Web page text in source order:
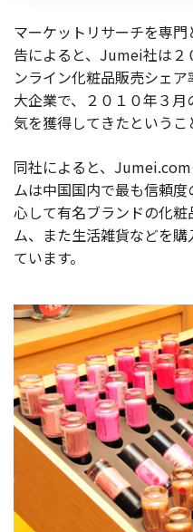
お役立ち記事
03-
電話受
マーケットリサーチを専
告によると、Jumei社は２
ンライン化粧品販売シェア
大企業で、２０１０年３
気を獲得してきたというこ
同社によると、
ムは中国国内で最も信頼
心して有名ブランドの化
ム、また生活雑貨などを
ています。